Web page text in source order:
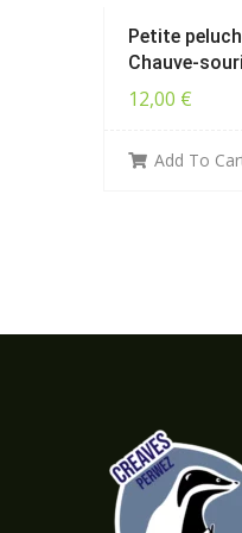
Petite
Chauve-
12,00 €
Add To